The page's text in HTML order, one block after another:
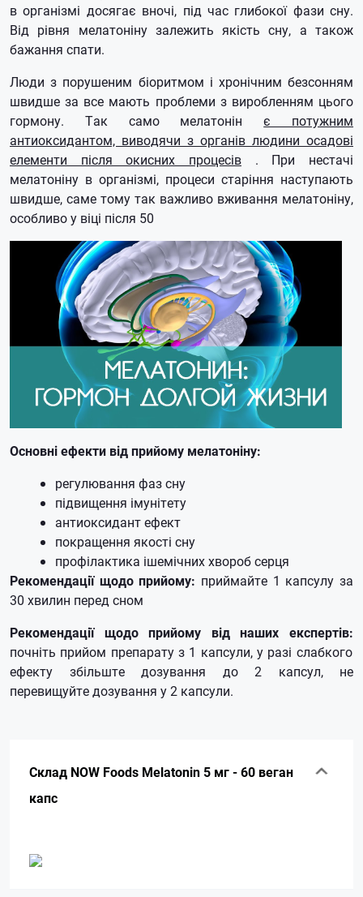
в організмі досягає вночі, під час глибокої фази сну.
Від рівня мелатоніну залежить якість сну, а також
бажання спати.
Люди з порушеним біоритмом і хронічним безсонням
швидше за все мають проблеми з виробленням цього
гормону. Так само мелатонінє потужним
антиоксидантом, виводячи з органів людини осадові
елементи після окисних процесів . При нестачі
мелатоніну в організмі, процеси старіння наступають
швидше, саме тому так важливо вживання мелатоніну,
особливо у віці після 50
Основні ефекти від прийому мелатоніну:
регулювання фаз сну
підвищення імунітету
антиоксидант ефект
покращення якості сну
профілактика ішемічних хвороб серця
Рекомендації щодо прийому: приймайте 1 капсулу за
30 хвилин перед сном
Рекомендації щодо прийому від наших експертів:
почніть прийом препарату з 1 капсули, у разі слабкого
ефекту збільште дозування до 2 капсул, не
перевищуйте дозування у 2 капсули.
Склад NOW Foods Melatonin 5 мг - 60 веган
капс